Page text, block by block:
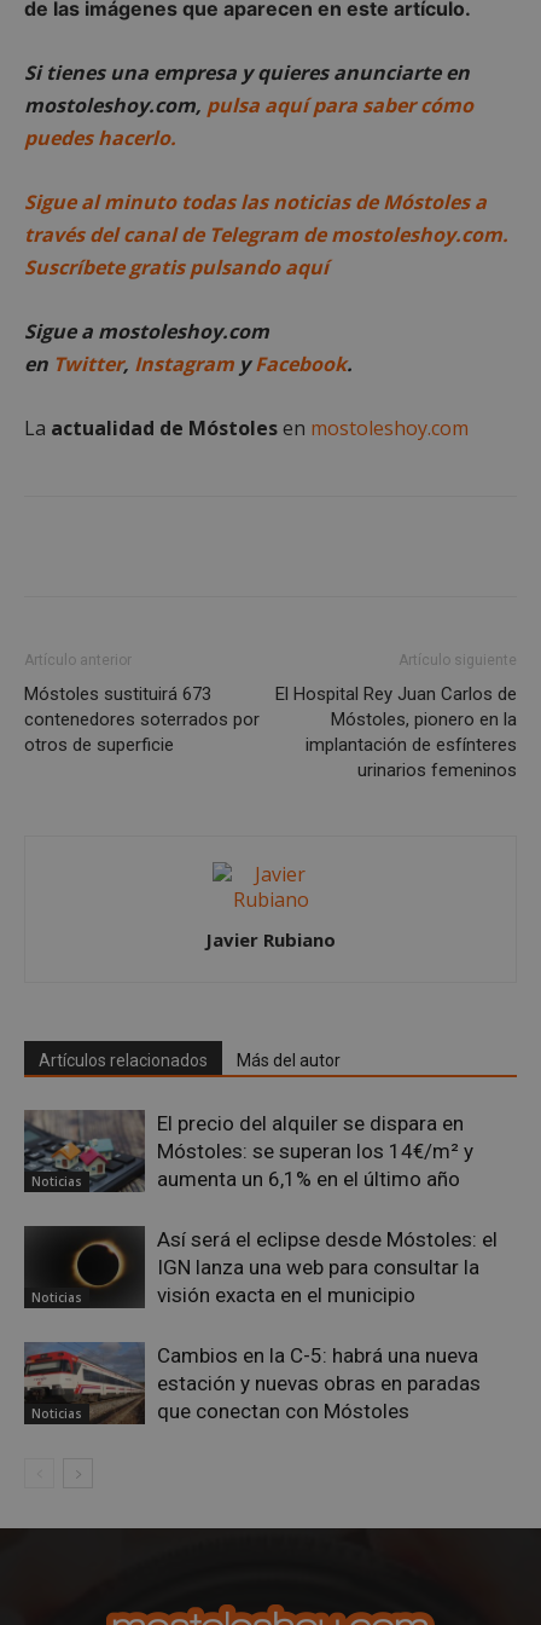
de las imágenes que aparecen en este artículo.
Si tienes una empresa y quieres anunciarte en
mostoleshoy.com, pulsa aquí para saber cómo
puedes hacerlo.
Sigue al minuto todas las noticias de Móstoles a
través del canal de Telegram de mostoleshoy.com.
Suscríbete gratis pulsando aquí
Sigue a mostoleshoy.com
en Twitter, Instagram yFacebook.
La actualidad de Móstolesen mostoleshoy.com
Artículo anterior
Móstoles sustituirá 673
contenedores soterrados por
otros de superficie
Artículo siguiente
El Hospital Rey Juan Carlos de
Móstoles, pionero en la
implantación de esfínteres
urinarios femeninos
Javier Rubiano
Artículos relacionados Más del autor
Noticias
El precio del alquiler se dispara en
Móstoles: se superan los 14€/m² y
aumenta un 6,1% en el último año
Noticias
Así será el eclipse desde Móstoles: el
IGN lanza una web para consultar la
visión exacta en el municipio
Noticias
Cambios en la C-5: habrá una nueva
estación y nuevas obras en paradas
que conectan con Móstoles
Cookies no clasificadas
Cookies estrictamente necesarias
Cookies de rendimiento
Las cookies estrictamente necesarias permiten la
__cf_bm
Cloudflare Inc.
.twitter.com
29 minutos
VISITOR_PRIVACY_METADATA
.youtube.com